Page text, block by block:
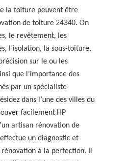
la toiture peuvent être
de toiture 24340. On
le revêtement, les
l’isolation, la sous-toiture,
sur le ou les
que l’importance des
par un spécialiste
dans l’une des villes du
facilement HP
artisan rénovation de
un diagnostic et
à la perfection. Il